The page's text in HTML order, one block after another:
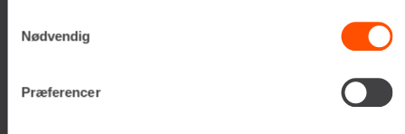
Nødvendig
Præferencer
Valseholmen 14